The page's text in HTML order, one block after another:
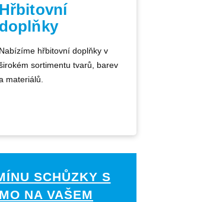
Hřbitovní
doplňky
Nabízíme hřbitovní doplňky v
sortimentu tvarů, barev
materiálů.
SCHŮZKY S
NA VAŠEM